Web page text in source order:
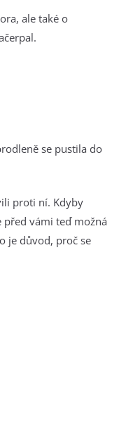
ale také o
se pustila do
proti ní. Kdyby
před vámi teď možná
je důvod, proč se